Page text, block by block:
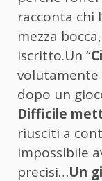
racconta chi
mezza
iscritto.Un “
volutamente
dopo un
Difficile
riusciti a
impossibile
precisi…Un